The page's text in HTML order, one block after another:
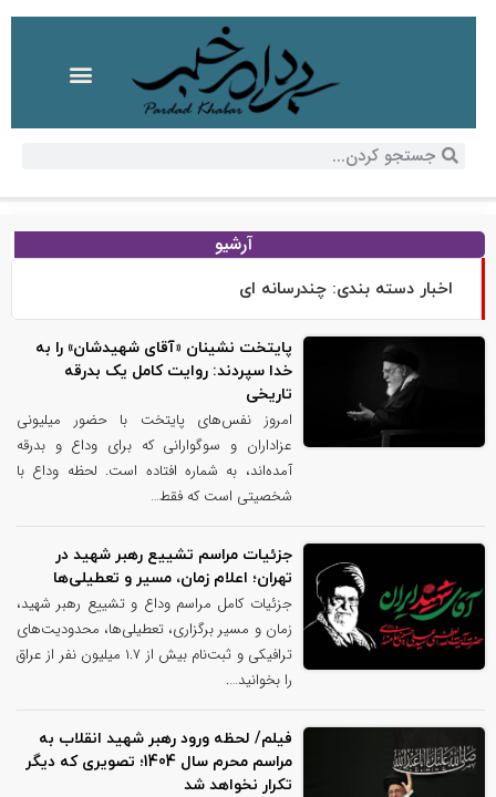
آرشیو
اخبار دسته بندی: چندرسانه ای
پایتخت نشینان «آقای شهیدشان» را به
خدا سپردند: روایت کامل یک بدرقه
تاریخی
امروز نفس‌های پایتخت با حضور میلیونی
عزاداران و سوگوارانی که برای وداع و بدرقه‌
آمده‌اند، به شماره افتاده است. لحظه‌ وداع با
شخصیتی است که فقط…
جزئیات مراسم تشییع رهبر شهید در
تهران؛ اعلام زمان، مسیر و تعطیلی‌ها
جزئیات کامل مراسم وداع و تشییع رهبر شهید،
زمان و مسیر برگزاری، تعطیلی‌ها، محدودیت‌های
ترافیکی و ثبت‌نام بیش از ۱.۷ میلیون نفر از عراق
را بخوانید….
فیلم/ لحظه ورود رهبر شهید انقلاب به
مراسم محرم سال 1404؛ تصویری که دیگر
تکرار نخواهد شد